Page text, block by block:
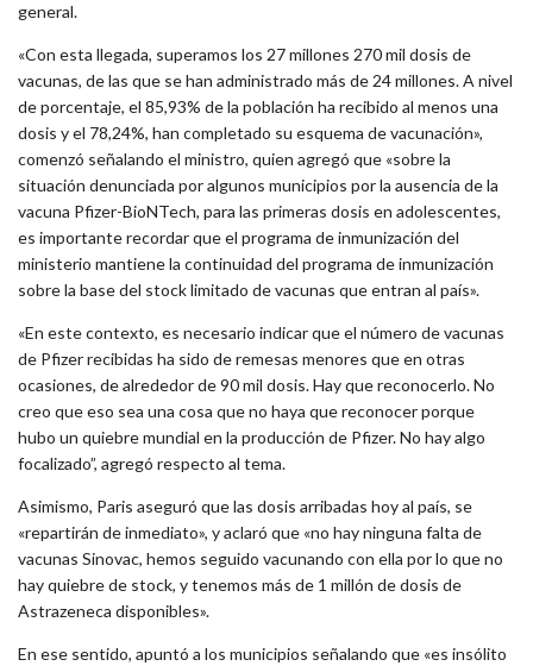
general.
«Con esta llegada, superamos los 27 millones 270 mil dosis de
vacunas, de las que se han administrado más de 24 millones. A nivel
de porcentaje, el 85,93% de la población ha recibido al menos una
dosis y el 78,24%, han completado su esquema de vacunación»,
comenzó señalando el ministro, quien agregó que «sobre la
situación denunciada por algunos municipios por la ausencia de la
vacuna Pfizer-BioNTech, para las primeras dosis en adolescentes,
es importante recordar que el programa de inmunización del
ministerio mantiene la continuidad del programa de inmunización
sobre la base del stock limitado de vacunas que entran al país».
«En este contexto, es necesario indicar que el número de vacunas
de Pfizer recibidas ha sido de remesas menores que en otras
ocasiones, de alrededor de 90 mil dosis. Hay que reconocerlo. No
creo que eso sea una cosa que no haya que reconocer porque
hubo un quiebre mundial en la producción de Pfizer. No hay algo
focalizado”, agregó respecto al tema.
Asimismo, Paris aseguró que las dosis arribadas hoy al país, se
«repartirán de inmediato», y aclaró que «no hay ninguna falta de
vacunas Sinovac, hemos seguido vacunando con ella por lo que no
hay quiebre de stock, y tenemos más de 1 millón de dosis de
Astrazeneca disponibles».
En ese sentido, apuntó a los municipios señalando que «es insólito